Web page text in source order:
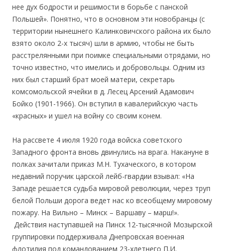
нее дух бодрости и решимости в борьбе с панской
Польшей». Понятно, что в основном эти новобранцы (с
территории нынешнего Калинковичского района их было
взято около 2-х тысяч) шли в армию, чтобы не быть
расстрелянными при поимке специальными отрядами, но
точно известно, что имелись и добровольцы. Одним из
них был старший брат моей матери, секретарь
комсомольской ячейки в д. Лесец Арсений Адамович
Бойко (1901-1966). Он вступил в кавалерийскую часть
«красных» и ушел на войну со своим конем.
На рассвете 4 июля 1920 года войска советского
Западного фронта вновь двинулись на врага. Накануне в
полках зачитали приказ М.Н. Тухаческого, в котором
недавний поручик царской лейб-гвардии взывал: «На
Западе решается судьба мировой революции, через труп
белой Польши дорога ведет нас ко всеобщему мировому
пожару. На Вильно – Минск – Варшаву – марш!».
Действия наступавшей на Пинск 12-тысячной Мозырской
группировки поддерживала Днепровская военная
флотилия под командованием 23-хлетнего П.И.